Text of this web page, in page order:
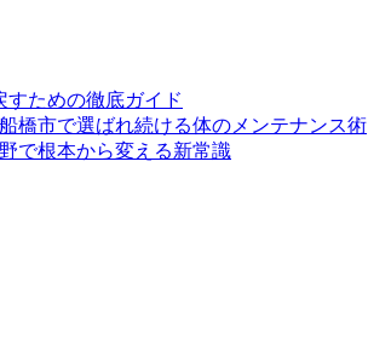
すための徹底ガイド
橋市で選ばれ続ける体のメンテナンス術
で根本から変える新常識